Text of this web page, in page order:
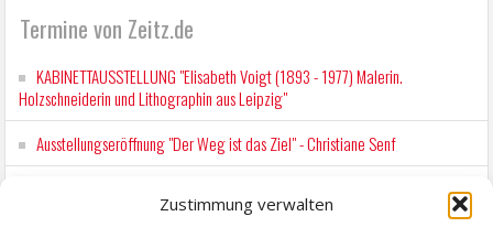
Zustimmung verwalten
Termine von Zeitz.de
KABINETTAUSSTELLUNG "Elisabeth Voigt (1893 - 1977) Malerin.
Holzschneiderin und Lithographin aus Leipzig"
Ausstellungseröffnung "Der Weg ist das Ziel" - Christiane Senf